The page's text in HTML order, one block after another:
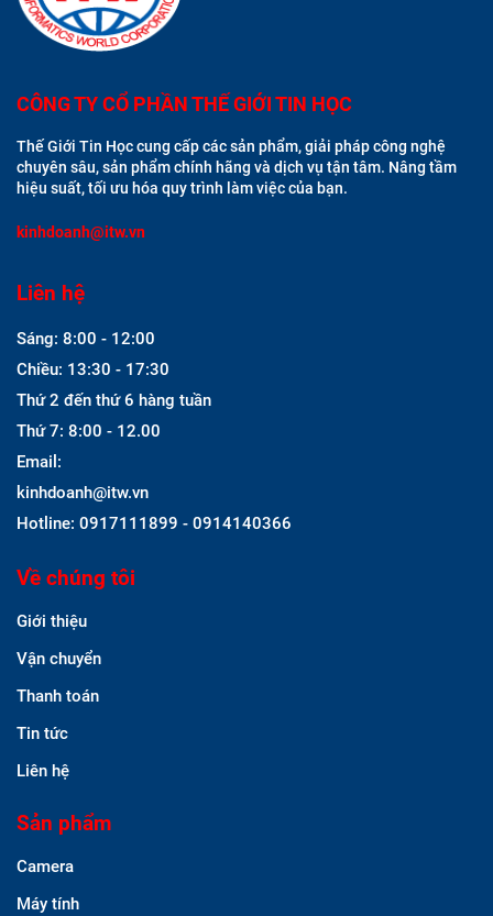
CÔNG TY CỔ PHẦN THẾ GIỚI TIN HỌC
Thế Giới Tin Học cung cấp các sản phẩm, giải pháp công nghệ
chuyên sâu, sản phẩm chính hãng và dịch vụ tận tâm. Nâng tầm
hiệu suất, tối ưu hóa quy trình làm việc của bạn.
kinhdoanh@itw.vn
Liên hệ
Sáng: 8:00 - 12:00
Chiều: 13:30 - 17:30
Thứ 2 đến thứ 6 hàng tuần
Thứ 7: 8:00 - 12.00
Email:
kinhdoanh@itw.vn
Hotline: 0917111899 - 0914140366
Về chúng tôi
Giới thiệu
Vận chuyển
Thanh toán
Tin tức
Liên hệ
Sản phẩm
Camera
Máy tính